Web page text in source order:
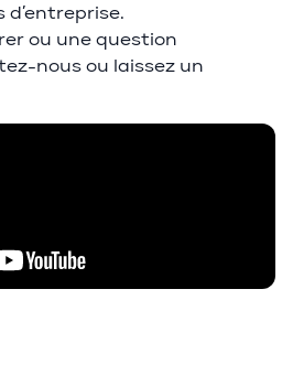
ou une question
nous ou laissez un